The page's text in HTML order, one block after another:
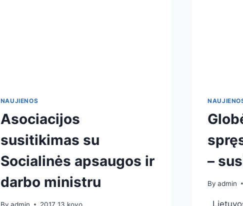
NAUJIENOS
Asociacijos
susitikimas su
Socialinės apsaugos ir
darbo ministru
By admin 2017 13 kovo
–
By admin